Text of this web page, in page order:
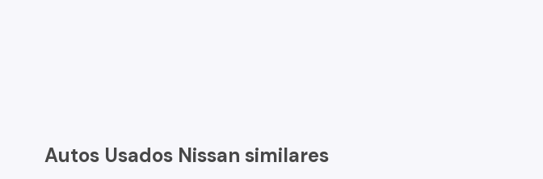
Autos Usados Nissan similares